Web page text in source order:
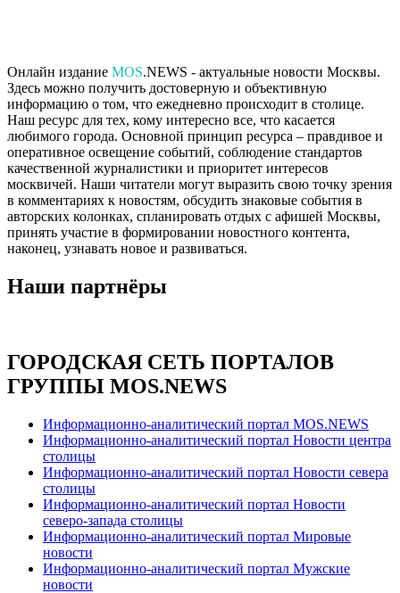
Онлайн издание MOS.NEWS - актуальные новости Москвы.
Здесь можно получить достоверную и объективную
информацию о том, что ежедневно происходит в столице.
Наш ресурс для тех, кому интересно все, что касается
любимого города. Основной принцип ресурса – правдивое и
оперативное освещение событий, соблюдение стандартов
качественной журналистики и приоритет интересов
москвичей. Наши читатели могут выразить свою точку зрения
в комментариях к новостям, обсудить знаковые события в
авторских колонках, спланировать отдых с афишей Москвы,
принять участие в формировании новостного контента,
наконец, узнавать новое и развиваться.
Наши партнёры
ГОРОДСКАЯ СЕТЬ ПОРТАЛОВ
ГРУППЫ MOS.NEWS
Информационно-аналитический портал MOS.NEWS
Информационно-аналитический портал Новости центра
столицы
Информационно-аналитический портал Новости севера
столицы
Информационно-аналитический портал Новости
северо-запада столицы
Информационно-аналитический портал Мировые
новости
Информационно-аналитический портал Мужские
новости